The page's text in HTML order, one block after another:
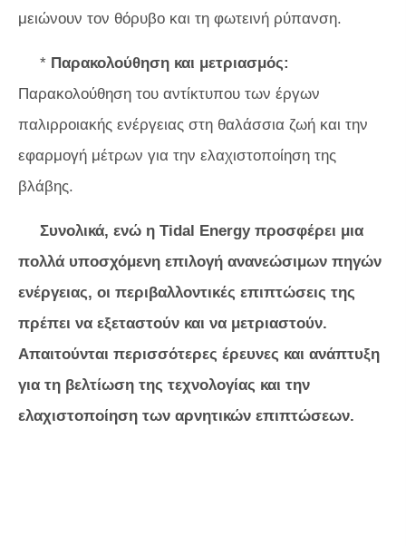
μειώνουν τον θόρυβο και τη φωτεινή ρύπανση.
* Παρακολούθηση και μετριασμός:
Παρακολούθηση του αντίκτυπου των έργων
παλιρροιακής ενέργειας στη θαλάσσια ζωή και την
εφαρμογή μέτρων για την ελαχιστοποίηση της
βλάβης.
Συνολικά, ενώ η Tidal Energy προσφέρει μια
πολλά υποσχόμενη επιλογή ανανεώσιμων πηγών
ενέργειας, οι περιβαλλοντικές επιπτώσεις της
πρέπει να εξεταστούν και να μετριαστούν.
Απαιτούνται περισσότερες έρευνες και ανάπτυξη
για τη βελτίωση της τεχνολογίας και την
ελαχιστοποίηση των αρνητικών επιπτώσεων.